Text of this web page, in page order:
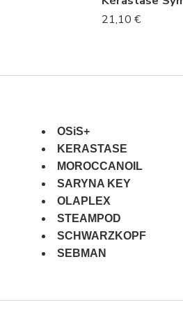
21,10 €
OSiS+
KERASTASE
MOROCCANOIL
SARYNA KEY
OLAPLEX
STEAMPOD
SCHWARZKOPF
SEBMAN